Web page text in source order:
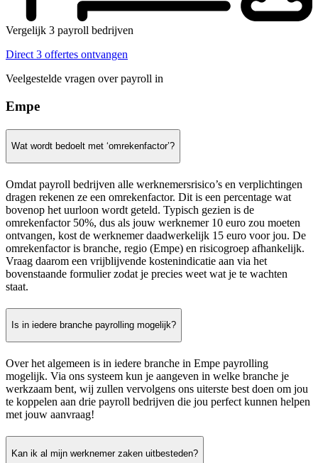
Vergelijk 3 payroll bedrijven
Direct 3 offertes ontvangen
Veelgestelde vragen over payroll in
Empe
Wat wordt bedoelt met ‘omrekenfactor’?
Omdat payroll bedrijven alle werknemersrisico’s en verplichtingen
dragen rekenen ze een omrekenfactor. Dit is een percentage wat
bovenop het uurloon wordt geteld. Typisch gezien is de
omrekenfactor 50%, dus als jouw werknemer 10 euro zou moeten
ontvangen, kost de werknemer daadwerkelijk 15 euro voor jou. De
omrekenfactor is branche, regio (Empe) en risicogroep afhankelijk.
Vraag daarom een vrijblijvende kostenindicatie aan via het
bovenstaande formulier zodat je precies weet wat je te wachten
staat.
Is in iedere branche payrolling mogelijk?
Over het algemeen is in iedere branche in Empe payrolling
mogelijk. Via ons systeem kun je aangeven in welke branche je
werkzaam bent, wij zullen vervolgens ons uiterste best doen om jou
te koppelen aan drie payroll bedrijven die jou perfect kunnen helpen
met jouw aanvraag!
Kan ik al mijn werknemer zaken uitbesteden?